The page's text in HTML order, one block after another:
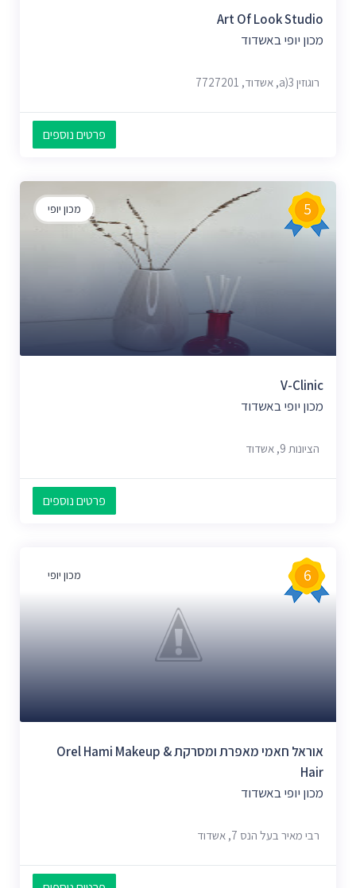
Art Of Look Studio
מכון יופי באשדוד
רוגוזין 3(a, אשדוד, 7727201
פרטים נוספים
מכון יופי 5
V-Clinic
מכון יופי באשדוד
הציונות 9, אשדוד
פרטים נוספים
מכון יופי 6
אוראל חאמי מאפרת ומסרקת Orel Hami Makeup &
Hair
מכון יופי באשדוד
רבי מאיר בעל הנס 7, אשדוד